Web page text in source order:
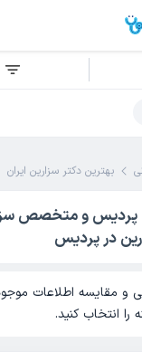
بهترین دکتر سزارین ایران
پردیس و متخصص
در پردیس
و مقایسه اطلاعات
انتخاب کنید.